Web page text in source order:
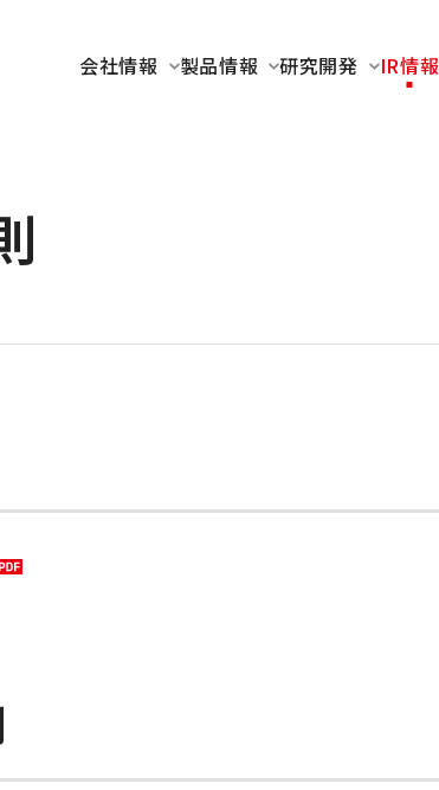
会社情報 製品情報 研究開発 IR情報